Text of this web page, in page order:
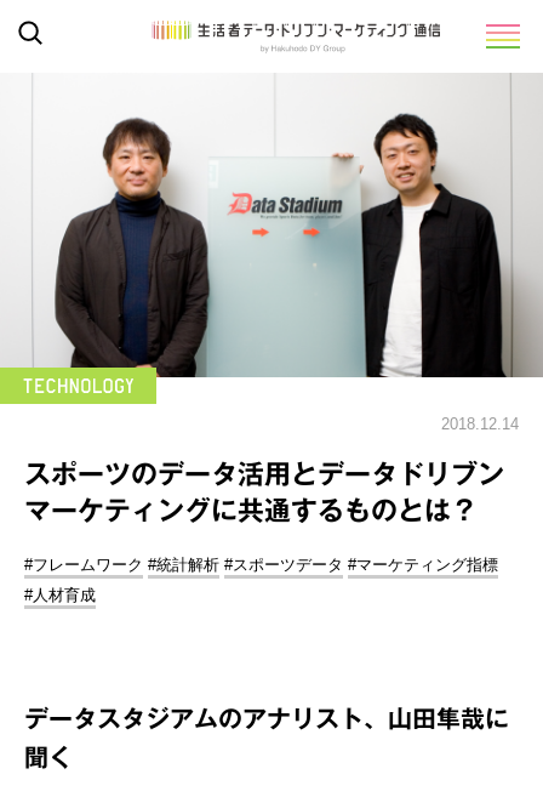
2018.12.14
スポーツのデータ活用とデータドリブン
マーケティングに共通するものとは？
#フレームワーク #統計解析 #スポーツデータ #マーケティング指標
#人材育成
データスタジアムのアナリスト、山田隼哉に
聞く